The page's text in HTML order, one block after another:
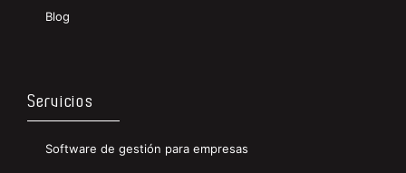
Blog
Servicios
Software de gestión para empresas